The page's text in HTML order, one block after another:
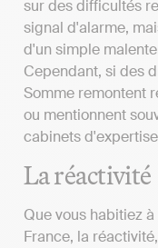
sur des difficultés
signal d'alarme,
d'un simple
Cependant, si des
Somme remontent
ou mentionnent
cabinets
La réactivité
Que vous habitiez
France, la